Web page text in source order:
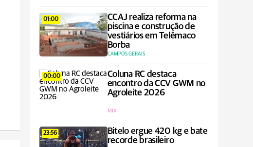
01:00
CCAJ realiza reforma na
piscina e construção de
vestiários em Telêmaco
Borba
CAMPOS GERAIS
00:00
Coluna RC destaca
encontro da CCV GWM no
Agroleite 2026
MIX
23:56
Bitelo ergue 420 kg e bate
recorde brasileiro